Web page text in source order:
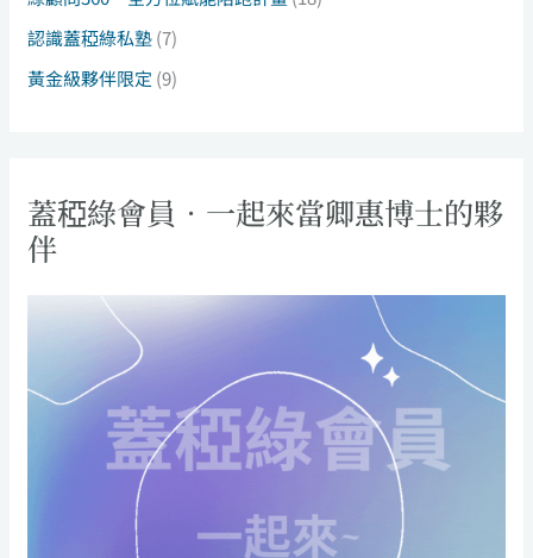
認識蓋稏綠私塾(7)
黃金級夥伴限定 (9)
蓋稏綠會員．一起來當卿惠博士的夥
伴